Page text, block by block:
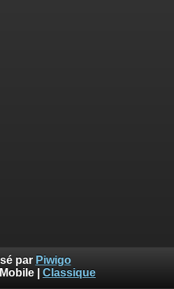
par Piwigo
Mobile Classique